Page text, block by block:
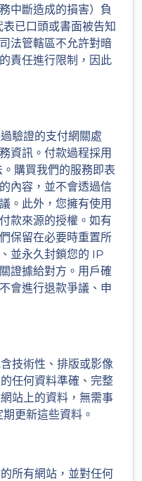
中斷造成的損害）負
已口頭或書面被告知
法管轄區不允許對暗
責任進行限制，因此
驗證的支付網關處
資訊。付款過程採用
購買我們的服務即表
內容，並不會透過信
。此外，您擁有使用
款來源的授權。如有
保留在必要時重置所
並永久封鎖您的 IP
證據給對方。用戶確
會進行退款爭議、申
技術性、排版或影像
任何資料準確、完整
站上的資料，無需事
更新這些資料。
所有網站，並對任何